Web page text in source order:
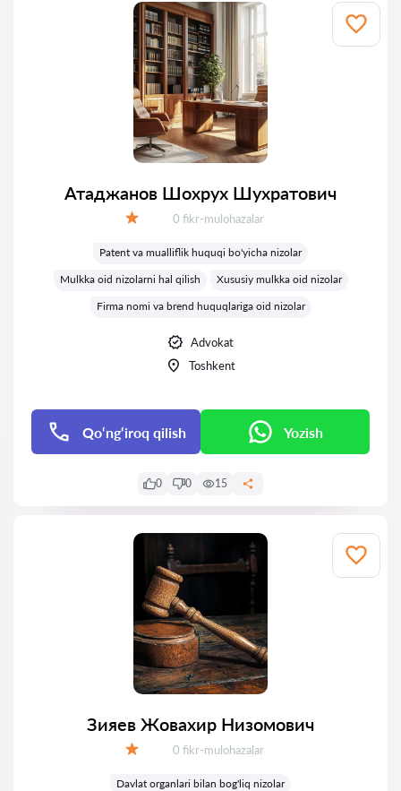
Атаджанов Шохрух Шухратович
Fikrlar:
0 fikr-mulohazalar
Patent va mualliflik huquqi bo'yicha nizolar
Mulkka oid nizolarni hal qilish
Xususiy mulkka oid nizolar
Firma nomi va brend huquqlariga oid nizolar
Advokat
Toshkent
Qo‘ng‘iroq qilish Yozish
0 0 15
Зияев Жoвaхир Низомович
Fikrlar:
0 fikr-mulohazalar
Davlat organlari bilan bog'liq nizolar